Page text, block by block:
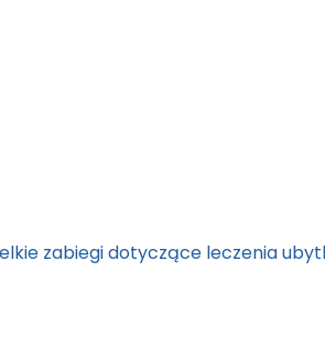
zabiegi dotyczące leczenia